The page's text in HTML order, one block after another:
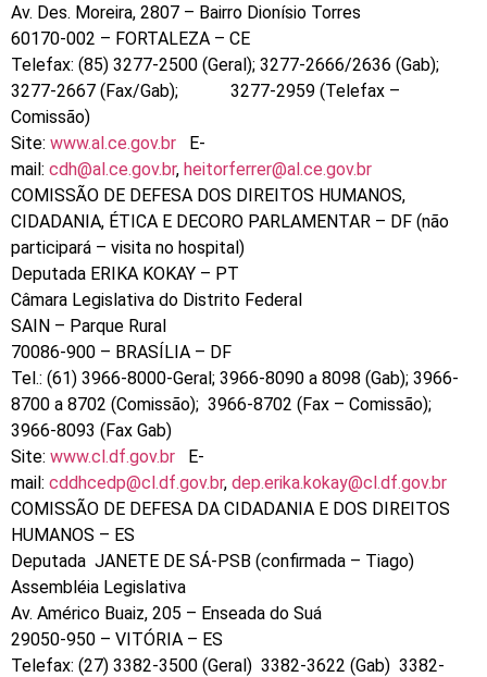
Av. Des. Moreira, 2807 – Bairro Dionísio Torres
60170-002 – FORTALEZA – CE
Telefax: (85) 3277-2500 (Geral); 3277-2666/2636 (Gab);
3277-2667 (Fax/Gab); 3277-2959 (Telefax –
Comissão)
Site: www.al.ce.gov.br E-
mail: cdh@al.ce.gov.br, heitorferrer@al.ce.gov.br
COMISSÃO DE DEFESA DOS DIREITOS HUMANOS,
CIDADANIA, ÉTICA E DECORO PARLAMENTAR – DF (não
participará – visita no hospital)
Deputada ERIKA KOKAY – PT
Câmara Legislativa do Distrito Federal
SAIN – Parque Rural
70086-900 – BRASÍLIA – DF
Tel.: (61) 3966-8000-Geral; 3966-8090 a 8098 (Gab); 3966-
8700 a 8702 (Comissão); 3966-8702 (Fax – Comissão);
3966-8093 (Fax Gab)
Site: www.cl.df.gov.br E-
mail: cddhcedp@cl.df.gov.br, dep.erika.kokay@cl.df.gov.br
COMISSÃO DE DEFESA DA CIDADANIA E DOS DIREITOS
HUMANOS – ES
Deputada JANETE DE SÁ-PSB (confirmada – Tiago)
Assembléia Legislativa
Av. Américo Buaiz, 205 – Enseada do Suá
29050-950 – VITÓRIA – ES
Telefax: (27) 3382-3500 (Geral) 3382-3622 (Gab) 3382-